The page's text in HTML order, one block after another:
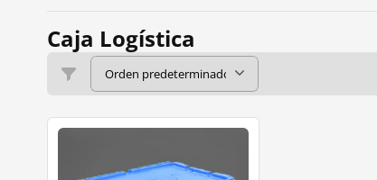
Caja Logística